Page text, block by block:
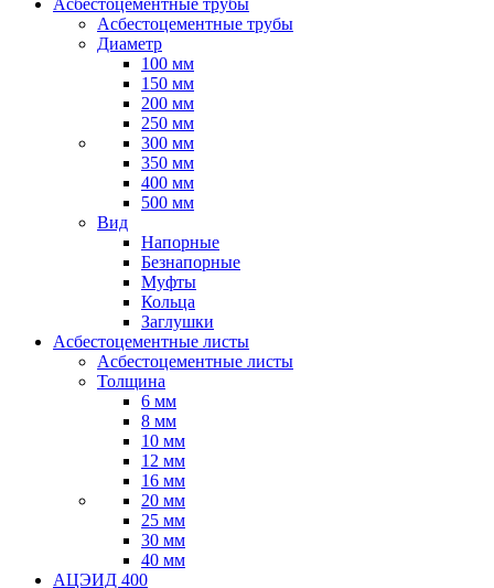
Асбестоцементные трубы
Асбестоцементные трубы
Диаметр
100 мм
150 мм
200 мм
250 мм
300 мм
350 мм
400 мм
500 мм
Вид
Напорные
Безнапорные
Муфты
Кольца
Заглушки
Асбестоцементные листы
Асбестоцементные листы
Толщина
6 мм
8 мм
10 мм
12 мм
16 мм
20 мм
25 мм
30 мм
40 мм
АЦЭИД 400